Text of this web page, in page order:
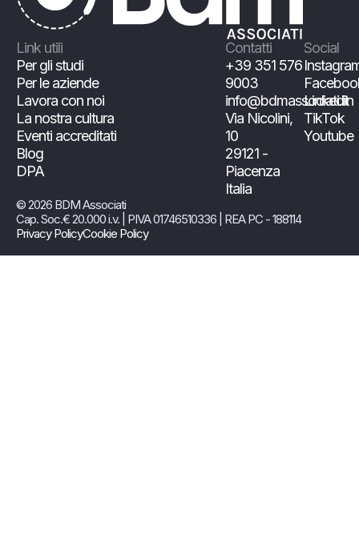
Link utili
Per gli studi
Per le aziende
Lavora con noi
La nostra cultura
Eventi accreditati
Blog
DPA
Contatti
+39 351 576
9003
info@bdmassociati.it
Via Nicolini,
10
29121 -
Piacenza
Italia
Social
Linkedin
TikTok
Youtube
© 2026 BDM Associati
Cap. Soc.€ 20.000 i.v. | PIVA 01746510336 | REA PC - 188114
Privacy PolicyCookie Policy